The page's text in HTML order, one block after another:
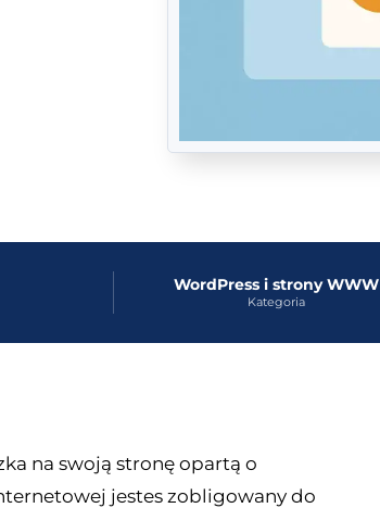
WordPress i strony WWW
Kategoria
na swoją stronę opartą o
jestes zobligowany do